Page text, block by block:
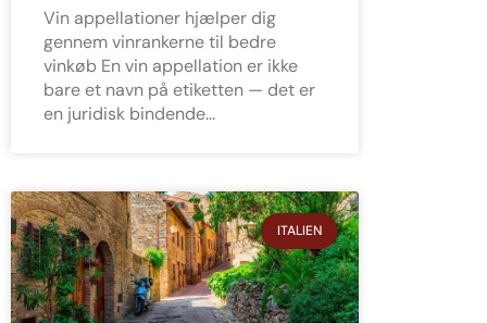
Vin appellationer hjælper dig
gennem vinrankerne til bedre
vinkøb En vin appellation er ikke
bare et navn på etiketten — det er
en juridisk bindende
ITALIEN